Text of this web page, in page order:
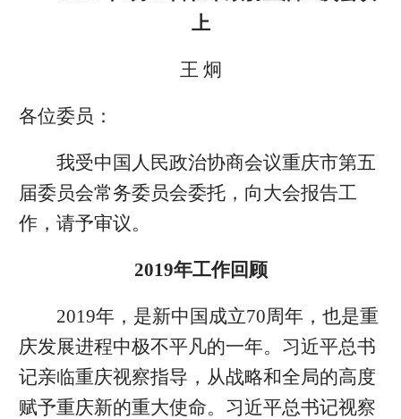
上
王 炯
各位委员：
我受中国人民政治协商会议重庆市第五
届委员会常务委员会委托，向大会报告工
作，请予审议。
2019年工作回顾
2019年，是新中国成立70周年，也是重
庆发展进程中极不平凡的一年。习近平总书
记亲临重庆视察指导，从战略和全局的高度
赋予重庆新的重大使命。习近平总书记视察